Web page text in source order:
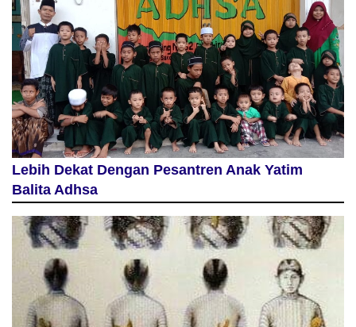
Lebih Dekat Dengan Pesantren Anak Yatim
Balita Adhsa